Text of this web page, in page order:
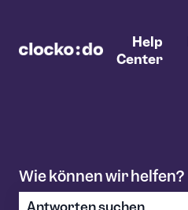
Help
Center
Wie können wir helfen?